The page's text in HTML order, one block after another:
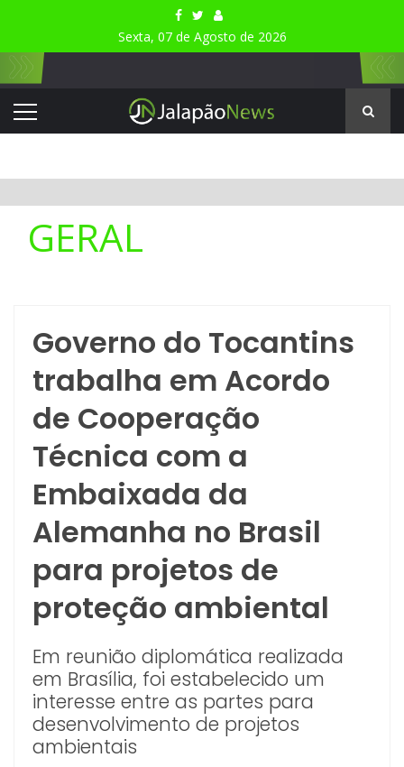
Sexta, 07 de Agosto de 2026
GERAL
Governo do Tocantins
trabalha em Acordo
de Cooperação
Técnica com a
Embaixada da
Alemanha no Brasil
para projetos de
proteção ambiental
Em reunião diplomática realizada
em Brasília, foi estabelecido um
interesse entre as partes para
desenvolvimento de projetos
ambientais